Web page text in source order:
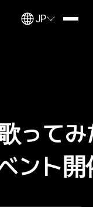
JP
ってみ
ント開